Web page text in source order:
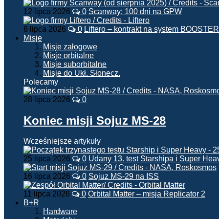
12 lipca 2026 0 Scanway: 100 dni na GPW
6 lipca 2026 0 Liftero – kontrakt na system BOOSTER
Misje
Misje załogowe
Misje orbitalne
Misje suborbitalne
Misje do Ukł. Słonecz.
Polecamy
28 lipca 2026 0
Koniec misji Sojuz MS-28
Wcześniejsze artykuły
25 lipca 2026 0 Udany 13. test Starshipa i Super
16 lipca 2026 0 Sojuz MS-29 na ISS
11 lipca 2026 0 Orbital Matter – misja Replicator 2
B+R
Hardware